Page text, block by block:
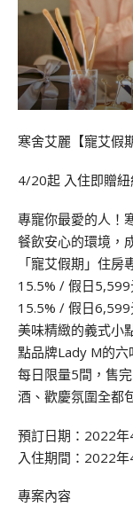
寒舍艾麗【寵艾假
4/20起 入住即贈
專寵你最愛的人！
餐飲安心的環境，
「寵艾假期」住
15.5% ∕ 假日
15.5% ∕ 假日
美味精緻的義式小
點品牌Lady M的六
每日限量5間，售
酒、歡慶氛圍全都
預訂日期：2022
入住期間：2022
專案內容